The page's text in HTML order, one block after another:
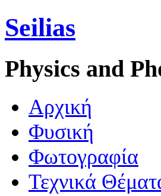
Seilias
Physics and
Aρχική
Φυσική
Φωτογραφία
Τεχνικά